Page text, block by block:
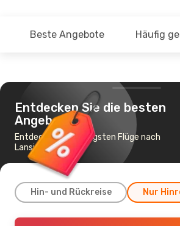
Beste Angebote Häufig
Entdecken Sie die besten
Angebote
Entdecke die günstigsten Flüge nach
Lansing
Hin- und Rückreise Nur